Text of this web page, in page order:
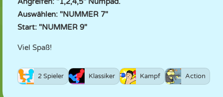
Auswählen: "NUMMER 7"
Start: "NUMMER 9"
Viel Spaß!
2 Spieler Klassiker Kampf Action